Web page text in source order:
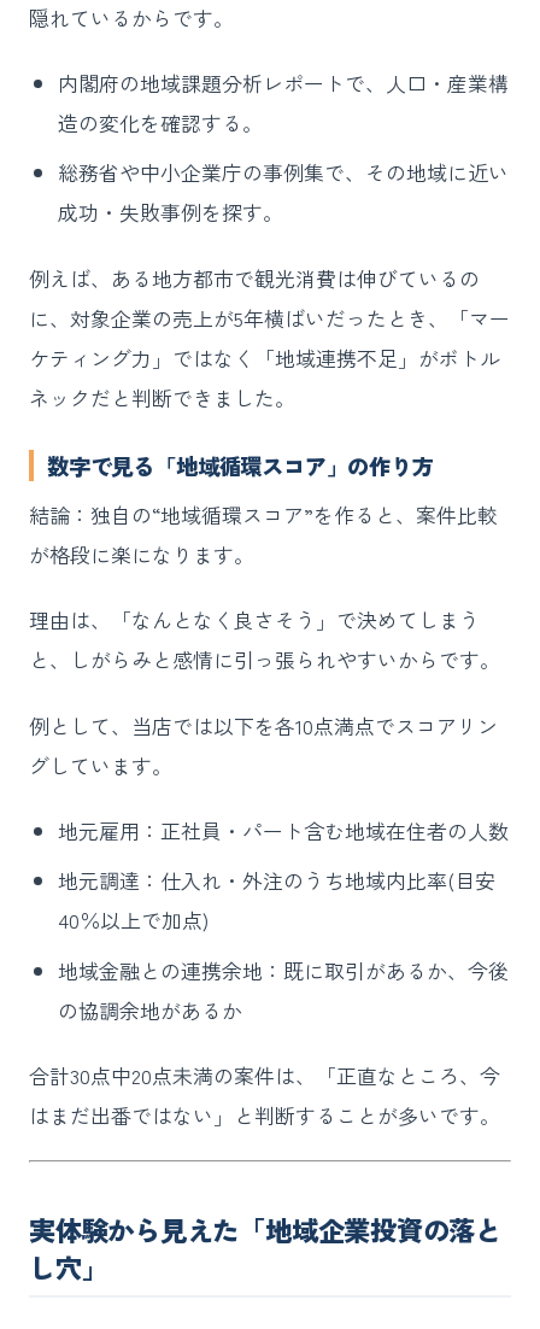
隠れているからです。
内閣府の地域課題分析レポートで、人口・産業構
造の変化を確認する。
総務省や中小企業庁の事例集で、その地域に近い
成功・失敗事例を探す。
例えば、ある地方都市で観光消費は伸びているの
に、対象企業の売上が5年横ばいだったとき、「マー
ケティング力」ではなく「地域連携不足」がボトル
ネックだと判断できました。
数字で見る「地域循環スコア」の作り方
結論：独自の“地域循環スコア”を作ると、案件比較
が格段に楽になります。
理由は、「なんとなく良さそう」で決めてしまう
と、しがらみと感情に引っ張られやすいからです。
例として、当店では以下を各10点満点でスコアリン
グしています。
地元雇用：正社員・パート含む地域在住者の人数
地元調達：仕入れ・外注のうち地域内比率(目安
40％以上で加点)
地域金融との連携余地：既に取引があるか、今後
の協調余地があるか
合計30点中20点未満の案件は、「正直なところ、今
はまだ出番ではない」と判断することが多いです。
実体験から見えた「地域企業投資の落と
し穴」